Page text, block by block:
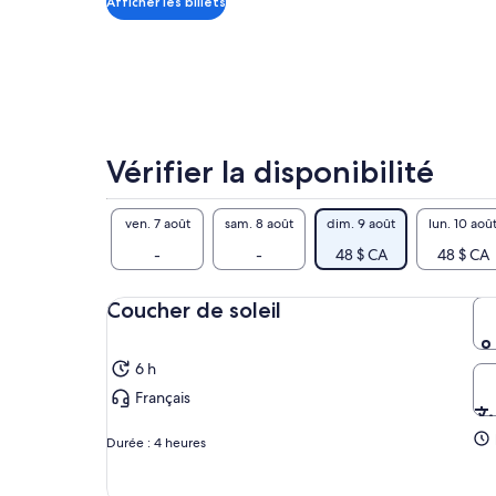
adulte
Au
Vérifier la disponibilité
ven. 7 août
-
sam. 8 août
-
dim. 9 août
48 $ CA
lun. 10 août
48 $ CA
Coucher de soleil
6 h
Français
Durée : 4 heures